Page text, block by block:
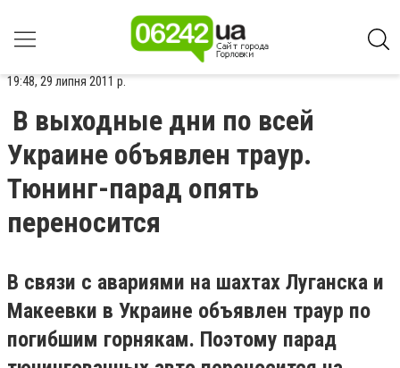
19:48, 29 липня 2011 р.
В выходные дни по всей
Украине объявлен траур.
Тюнинг-парад опять
переносится
В связи с авариями на шахтах Луганска и
Макеевки в Украине объявлен траур по
погибшим горнякам. Поэтому парад